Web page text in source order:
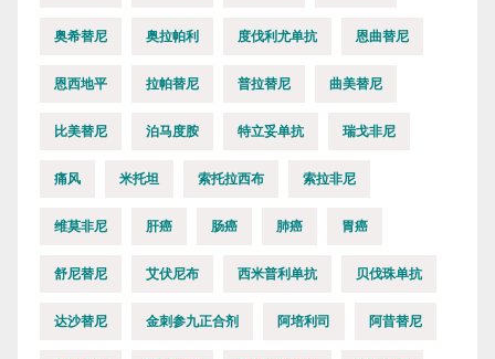
奥希替尼 奥拉帕利 度伐利尤单抗 恩曲替尼
恩西地平 拉帕替尼 普拉替尼 曲美替尼
比美替尼 泊马度胺 特立妥单抗 瑞戈非尼
痛风 米托坦 索托拉西布 索拉非尼
维莫非尼 肝癌 肠癌 肺癌 胃癌
舒尼替尼 艾伏尼布 西米普利单抗 贝伐珠单抗
达沙替尼 金刺参九正合剂 阿培利司 阿昔替尼